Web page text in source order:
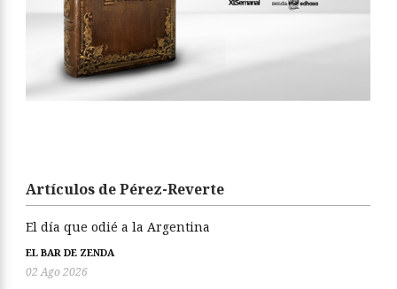
Artículos de Pérez-Reverte
El día que odié a la Argentina
EL BAR DE ZENDA
02 Ago 2026